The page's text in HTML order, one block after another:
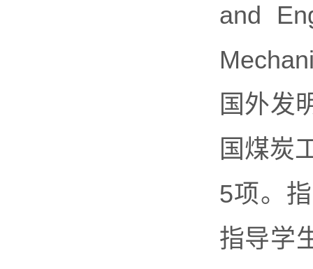
and
国外发
国煤炭
5项。
指导学